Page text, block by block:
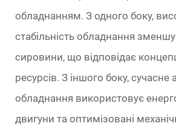
обладнанням. З одного боку,
стабільність обладнання
сировини, що відповідає
ресурсів. З іншого боку,
обладнання використовує
двигуни та оптимізовані